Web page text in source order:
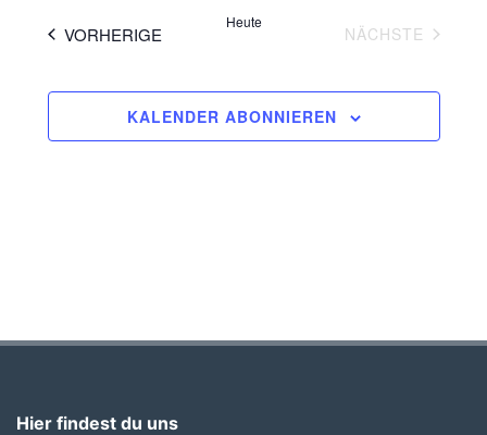
VORHERIGEVERANSTALTUNGEN
Heute
NÄCHSTE
KALENDER ABONNIEREN
Hier findest du uns